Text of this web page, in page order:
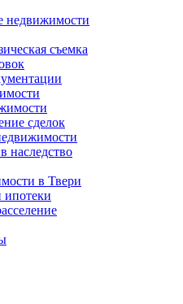
недвижимости
съемка
сделок
наследство
в Твери